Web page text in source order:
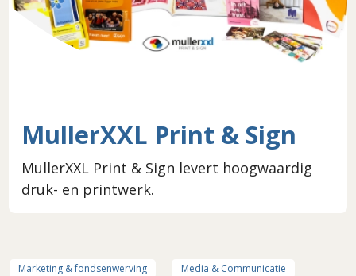
MullerXXL Print & Sign
MullerXXL Print & Sign levert hoogwaardig
druk- en printwerk.
Marketing & fondsenwerving Media & Communicatie